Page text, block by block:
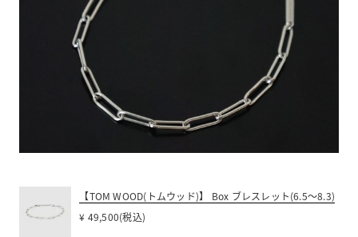
【TOM WOOD(トムウッド)】 Box ブレスレット(6.5～8.3)
¥ 49,500(税込)